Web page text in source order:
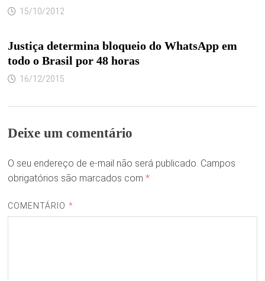
15/10/2012
Justiça determina bloqueio do WhatsApp em
todo o Brasil por 48 horas
16/12/2015
Deixe um comentário
O seu endereço de e-mail não será publicado. Campos
obrigatórios são marcados com *
COMENTÁRIO *